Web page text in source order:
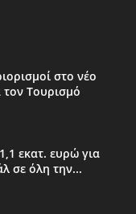
στο νέο
τον Τουρισμό
εκατ. ευρώ για
σε όλη την...